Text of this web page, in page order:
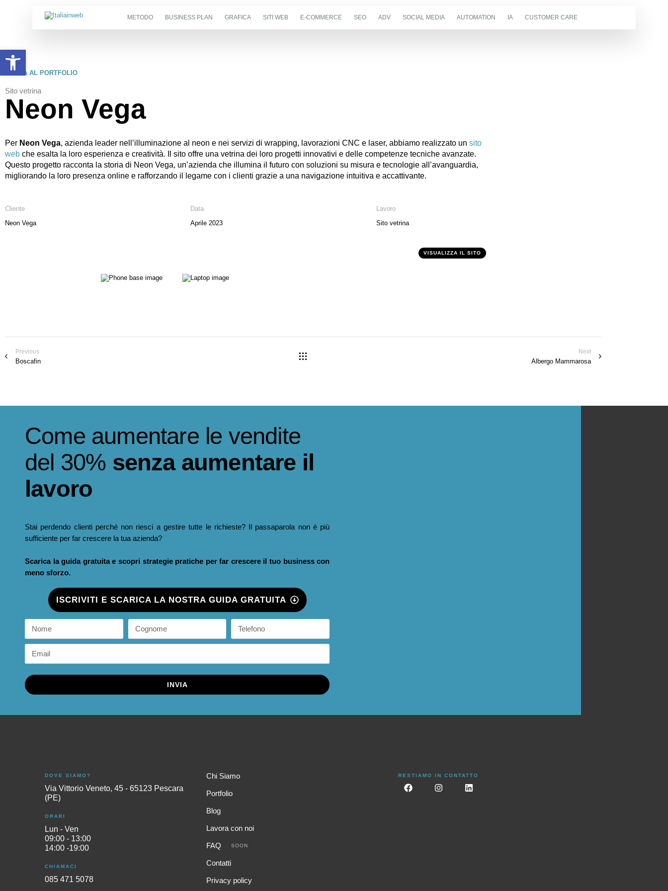
METODO BUSINESS PLAN GRAFICA SITI WEB E-COMMERCE SEO ADV SOCIAL MEDIA AUTOMATION IA CUSTOMER CARE
TORNA AL PORTFOLIO
Sito vetrina
Neon Vega
Per Neon Vega, azienda leader nell’illuminazione al neon e nei servizi di wrapping, lavorazioni CNC e laser, abbiamo realizzato un sito
web che esalta la loro esperienza e creatività. Il sito offre una vetrina dei loro progetti innovativi e delle competenze tecniche avanzate.
Questo progetto racconta la storia di Neon Vega, un’azienda che illumina il futuro con soluzioni su misura e tecnologie all’avanguardia,
migliorando la loro presenza online e rafforzando il legame con i clienti grazie a una navigazione intuitiva e accattivante.
Cliente
Neon Vega
Data
Aprile 2023
Lavoro
Sito vetrina
VISUALIZZA IL SITO
Previous
Boscafin
Next
Albergo Mammarosa
Come aumentare le vendite
del 30% senza aumentare il
lavoro
Stai perdendo clienti perché non riesci a gestire tutte le richieste? Il passaparola non è più
sufficiente per far crescere la tua azienda?
Scarica la guida gratuita e scopri strategie pratiche per far crescere il tuo business con
meno sforzo.
ISCRIVITI E SCARICA LA NOSTRA GUIDA GRATUITA
INVIA
DOVE SIAMO?
Via Vittorio Veneto, 45 - 65123 Pescara
(PE)
ORARI
Lun - Ven
09:00 - 13:00
14:00 -19:00
CHIAMACI
085 471 5078
Chi Siamo
Portfolio
Blog
Lavora con noi
FAQ SOON
Contatti
Privacy policy
RESTIAMO IN CONTATTO
Apri la barra degli strumenti